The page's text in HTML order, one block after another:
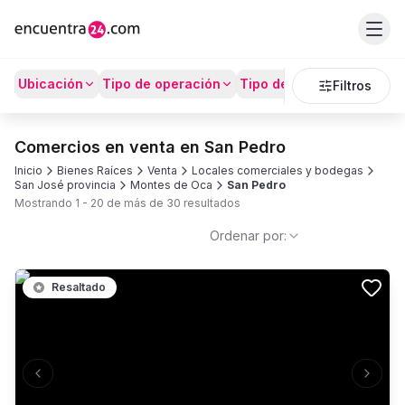
Ubicación Tipo de operación Tipo de Propiedad
Filtros
Comercios en venta en San Pedro
Inicio Bienes Raíces Venta
Locales comerciales y bodegas
San José provincia
Montes de Oca
San Pedro
Mostrando 1 - 20 de más de 30 resultados
Ordenar por:
Previous slide Next
Resaltado